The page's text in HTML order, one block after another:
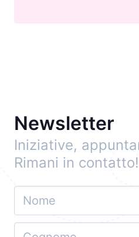
Newsletter
Iniziative,
Rimani in contatto!